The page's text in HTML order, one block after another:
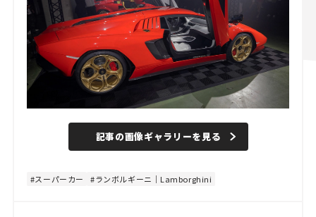
記事の画像ギャラリーを見る
スーパーカー ランボルギーニ｜Lamborghini